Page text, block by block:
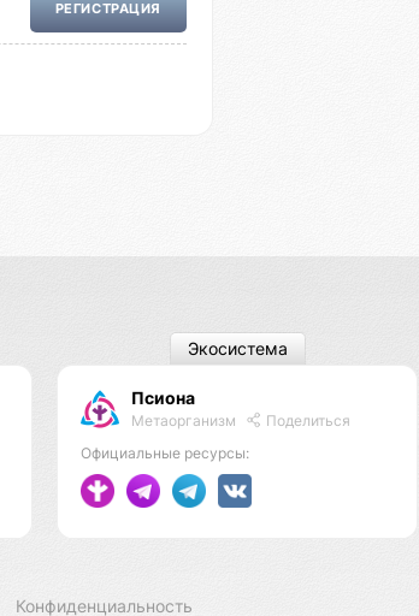
РЕГИСТРАЦИЯ
Псиона
Метаорганизм
Поделиться
Официальные ресурсы:
Экосистема
Конфиденциальность